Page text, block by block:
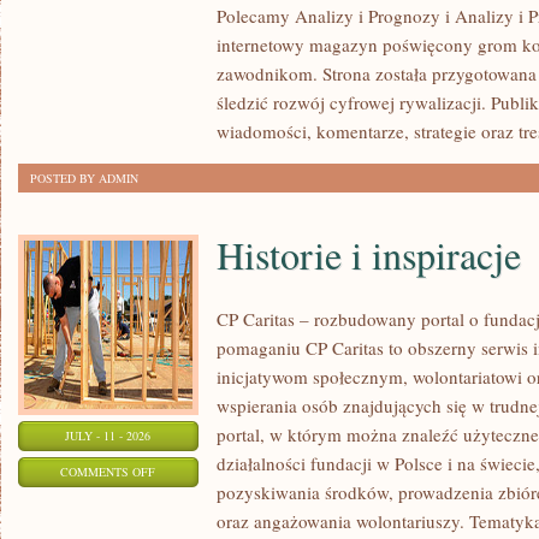
Polecamy Analizy i Prognozy i Analizy i
internetowy magazyn poświęcony grom
zawodnikom. Strona została
śledzić rozwój cyfrowej rywalizacji.
wiadomości, komentarze, strategie oraz
POSTED BY ADMIN
JULY - 11 - 2026
COMMENTS OFFON
Historie i inspiracje
CP Caritas – rozbudowany portal o
pomaganiu CP Caritas to obszerny
inicjatywom społecznym, wolontariatowi
wspierania osób znajdujących się w
portal, w którym można znaleźć
działalności fundacji w Polsce i na
pozyskiwania środków, prowadzenia
oraz angażowania wolontariuszy.